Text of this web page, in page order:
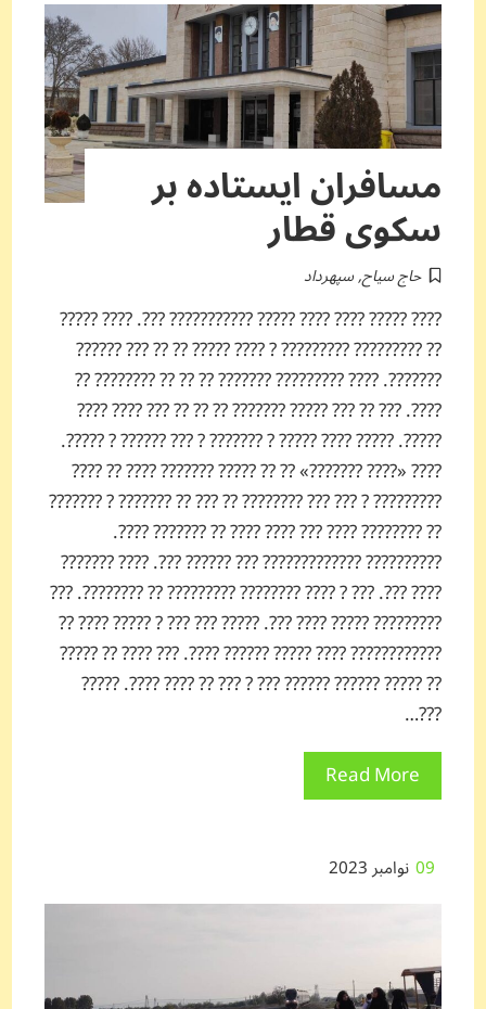
مسافران ایستاده بر
سکوی قطار
حاج سیاح,سپهرداد
???? ????? ???? ???? ????? ??????????? ???. ???? ?????
?? ????????? ????????? ? ???? ????? ?? ?? ??? ??????
???????. ???? ????????? ??????? ?? ?? ?? ???????? ??
????. ??? ?? ??? ????? ??????? ?? ?? ?? ??? ???? ????
?????. ????? ???? ????? ? ??????? ? ??? ?????? ? ?????.
???? «???? ???????» ?? ?? ????? ??????? ???? ?? ????
????????? ? ??? ??? ???????? ?? ??? ?? ??????? ? ???????
?? ???????? ???? ??? ???? ???? ?? ??????? ????.
?????????? ????????????? ??? ?????? ???. ???? ???????
???? ???. ??? ? ???? ???????? ????????? ?? ????????. ???
????????? ????? ???? ???. ????? ??? ??? ? ????? ???? ??
???????????? ???? ????? ?????? ????. ??? ???? ?? ?????
?? ????? ?????? ?????? ??? ? ??? ?? ???? ????. ?????
???…
Read More
09نوامبر 2023